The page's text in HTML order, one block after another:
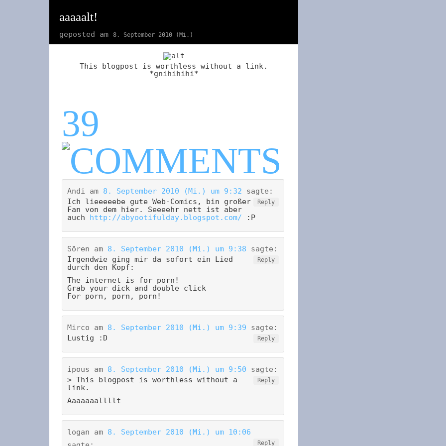
aaaaalt!
geposted am 8. September 2010 (Mi.)
This blogpost is worthless without a link.
*gnihihihi*
39
Andi am 8. September 2010 (Mi.) um 9:32 sagte:
Reply
Ich lieeeeebe gute Web-Comics, bin großer
Fan von dem hier. Seeeehr nett ist aber
auch http://abyootifulday.blogspot.com/ :P
Sören am 8. September 2010 (Mi.) um 9:38 sagte:
Reply
Irgendwie ging mir da sofort ein Lied
durch den Kopf:
The internet is for porn!
Grab your dick and double click
For porn, porn, porn!
Mirco am 8. September 2010 (Mi.) um 9:39 sagte:
Reply
Lustig :D
ipous am 8. September 2010 (Mi.) um 9:50 sagte:
Reply
> This blogpost is worthless without a
link.
Aaaaaaallllt
logan am 8. September 2010 (Mi.) um 10:06
Reply